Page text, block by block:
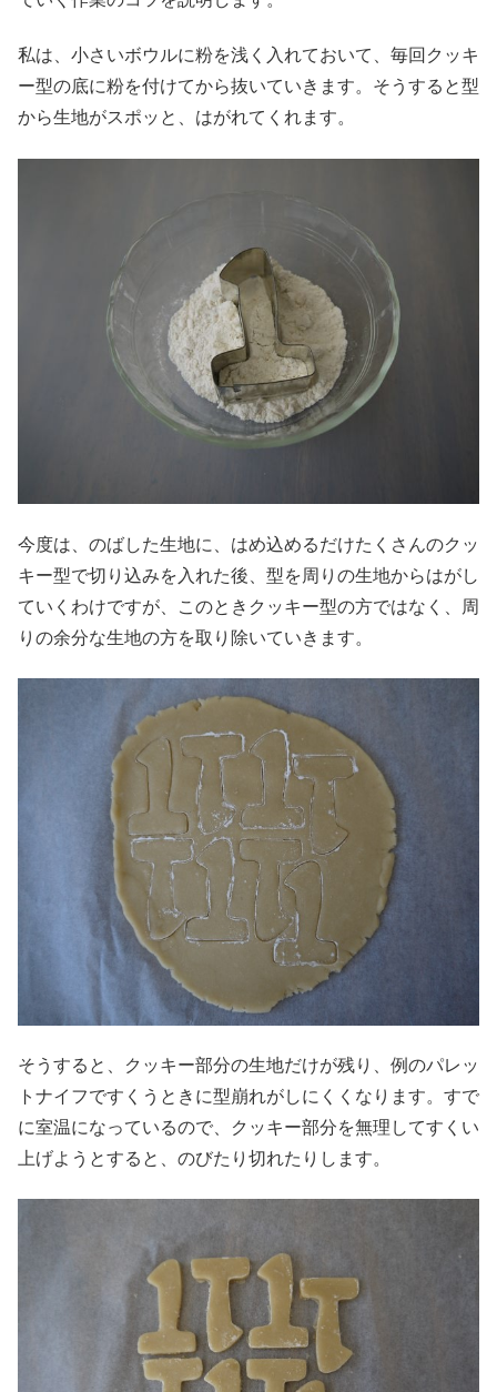
私は、小さいボウルに粉を浅く入れておいて、毎回クッキ
ー型の底に粉を付けてから抜いていきます。そうすると型
から生地がスポッと、はがれてくれます。
今度は、のばした生地に、はめ込めるだけたくさんのクッ
キー型で切り込みを入れた後、型を周りの生地からはがし
ていくわけですが、このときクッキー型の方ではなく、周
りの余分な生地の方を取り除いていきます。
そうすると、クッキー部分の生地だけが残り、例のパレッ
トナイフですくうときに型崩れがしにくくなります。すで
に室温になっているので、クッキー部分を無理してすくい
上げようとすると、のびたり切れたりします。